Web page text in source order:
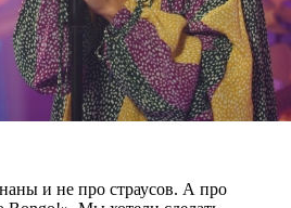
и не про страусов. А про